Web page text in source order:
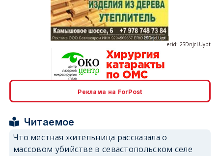
Реклама на ForPost
Читаемое
Что местная жительница рассказала о
массовом убийстве в севастопольском селе